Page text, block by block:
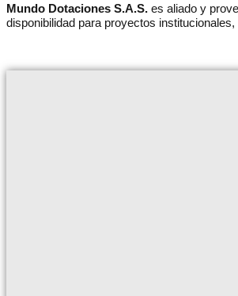
Mundo Dotaciones S.A.S. es aliado y
disponibilidad para proyectos